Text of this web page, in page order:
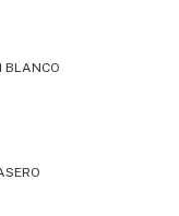
BLANCO